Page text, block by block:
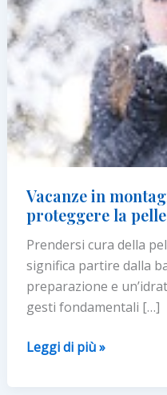
Vacanze in
proteggere la pelle
Prendersi cura della
significa partire dalla
preparazione e
gesti fondamentali […]
Vacanze
Leggi di più »